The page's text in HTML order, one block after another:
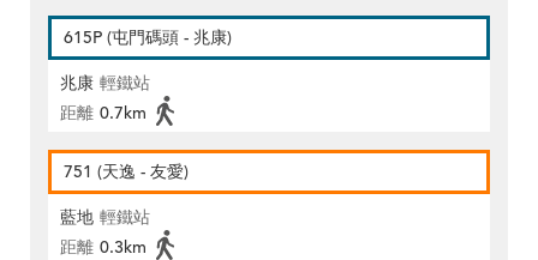
615P (屯門碼頭 - 兆康)
兆康 輕鐵站
距離 0.7km
751 (天逸 - 友愛)
藍地 輕鐵站
距離 0.3km